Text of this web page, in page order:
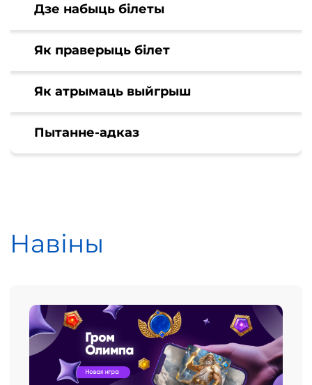
Дзе набыць білеты
Як праверыць білет
Як атрымаць выйгрыш
Пытанне-адказ
Навіны